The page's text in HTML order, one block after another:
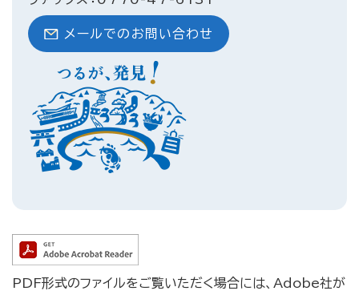
メールでのお問い合わせ
PDF形式のファイルをご覧いただく場合には、Adobe社が